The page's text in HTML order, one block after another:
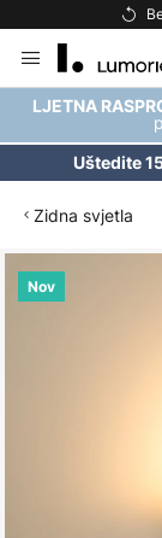
to
Content
LJETNA
Uštedite
Zidna svjetla
Nov
Skip
to